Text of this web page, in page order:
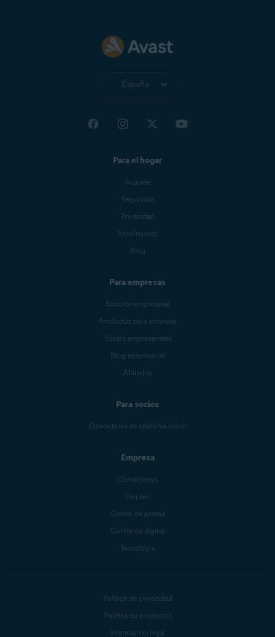
España
Para el hogar
Soporte
Seguridad
Privacidad
Rendimiento
Blog
Para empresas
Soporte empresarial
Productos para empresa
Socios empresariales
Blog empresarial
Afiliados
Para socios
Operadores de telefonía móvil
Empresa
Contáctenos
Empleo
Centro de prensa
Confianza digital
Tecnología
Política de privacidad
Política de productos
Información legal